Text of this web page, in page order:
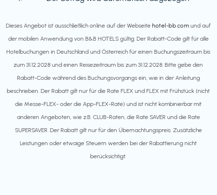
Dieses Angebot ist ausschließlich online auf der Webseite hotel-bb.com und auf
der mobilen Anwendung von B&B HOTELS gültig. Der Rabatt-Code gilt für alle
Hotelbuchungen in Deutschland und Österreich für einen Buchungszeitraum bis
zum 31.12.2028 und einen Reisezeitraum bis zum 31.12.2028. Bitte gebe den
Rabatt-Code während des Buchungsvorgangs ein, wie in der Anleitung
beschrieben. Der Rabatt gilt nur für die Rate FLEX und FLEX mit Frühstück (nicht
die Messe-FLEX- oder die App-FLEX-Rate) und ist nicht kombinierbar mit
anderen Angeboten, wie z.B. CLUB-Raten, die Rate SAVER und die Rate
SUPERSAVER. Der Rabatt gilt nur für den Übernachtungspreis. Zusätzliche
Leistungen oder etwaige Steuern werden bei der Rabattierung nicht
berücksichtigt.